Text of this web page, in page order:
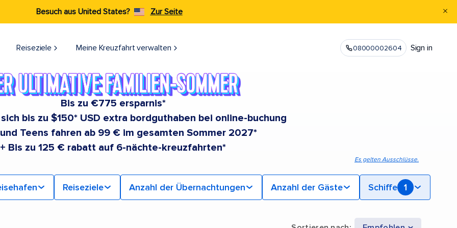
Besuch aus United States? Zur Seite
Reiseziele​ Meine Kreuzfahrt verwalten 08000002604 Sign in
Bis zu €775 ersparnis*
bis zu $150* USD extra bordguthaben bei online-buchung
Teens fahren ab 99 € im gesamten Sommer 2027*
+ Bis zu 125 € rabatt auf 6-nächte-kreuzfahrten*
Es gelten Ausschlüsse.
Reiseziele Anzahl der Übernachtungen Anzahl der Gäste Schiffe 1